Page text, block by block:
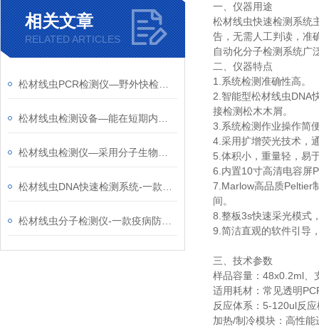
相关文章
RELATED ARTICLES
一、仪器用途
松材线虫快速检测系统
告，无需人工判读，准
自动化分子检测系统广
二、仪器特点
1.系统检测准确性高。
2.智能型松材线虫DNA
接检测松木木屑。
3.系统检测作业操作简
4.采用扩增荧光技术，
5.体积小，重量轻，易
6.内置10寸高清电容屏
7.Marlow高品质Peltier
间。
8.整板3s快速采光模式
9.简洁直观的软件引导
三、技术参数
样品容量：48x0.2ml、
适用耗材：常见透明
反应体系：5-120ul反
加热/制冷模块：高性